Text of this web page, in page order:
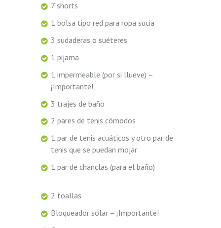
7 shorts
1 bolsa tipo red para ropa sucia
3 sudaderas o suéteres
1 pijama
1 impermeable (por si llueve) –
¡Importante!
3 trajes de baño
2 pares de tenis cómodos
1 par de tenis acuáticos y otro par de
tenis que se puedan mojar
1 par de chanclas (para el baño)
2 toallas
Bloqueador solar – ¡Importante!